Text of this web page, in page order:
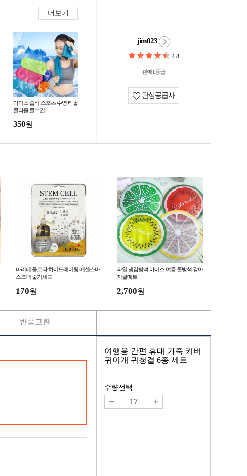
더보기
아이스 습식 스포츠 수영 타올
쿨타울 쿨수건
350원
jim023
4.8
판매1등급
관심공급사
마리에 울트라 하이드레이팅 에센스마
스크팩 줄기세포
170원
과일 냉감방석 아이스 여름 쿨방석 강아
지쿨매트
2,700원
반품교환
여행용 간편 휴대 가죽 커버
귀이개 귀청결 6종 세트
수량선택